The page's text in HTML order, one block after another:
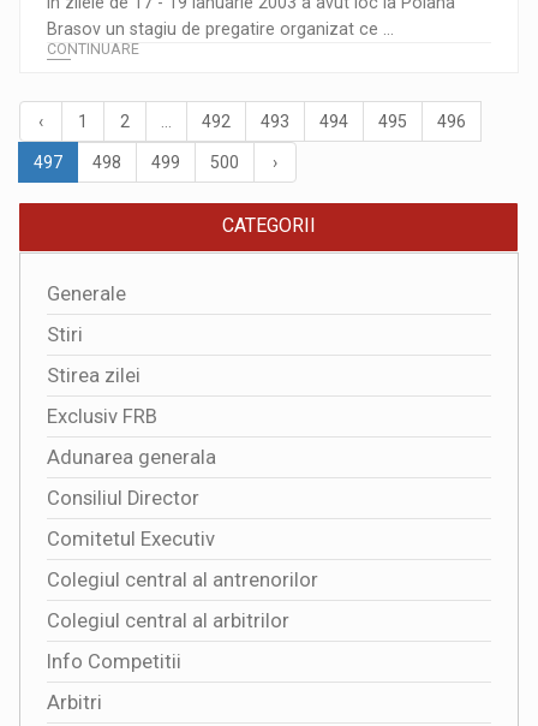
Brasov un stagiu de pregatire organizat ce ...
CONTINUARE
‹ 1 2 492 493 494 495 496
497 498 499 500 ›
CATEGORII
Generale
Stiri
Stirea zilei
Exclusiv FRB
Adunarea generala
Consiliul Director
Comitetul Executiv
Colegiul central al antrenorilor
Colegiul central al arbitrilor
Info Competitii
Arbitri